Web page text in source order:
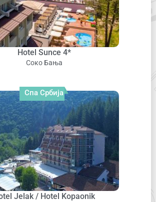
Hotel Sunce 4*
Соко Бања
Спа Србија
Jelak / Hotel Kopaonik